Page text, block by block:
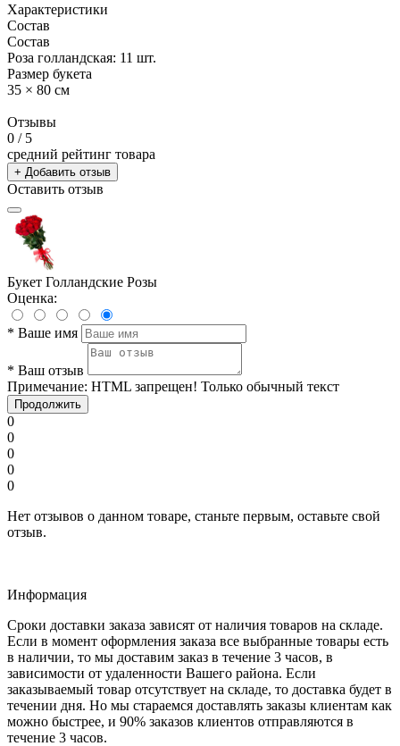
Характеристики
Состав
Состав
Роза голландская: 11 шт.
Размер букета
35 × 80 см
Отзывы
0 / 5
средний рейтинг товара
+ Добавить отзыв
Оставить отзыв
Букет Голландские Розы
Оценка:
* Ваше имя
* Ваш отзыв
Примечание: HTML запрещен! Только обычный текст
Продолжить
0
0
0
0
0
Нет отзывов о данном товаре, станьте первым, оставьте свой
отзыв.
Информация
Сроки доставки заказа зависят от наличия товаров на складе.
Если в момент оформления заказа все выбранные товары есть
в наличии, то мы доставим заказ в течение 3 часов, в
зависимости от удаленности Вашего района. Если
заказываемый товар отсутствует на складе, то доставка будет в
течении дня. Но мы стараемся доставлять заказы клиентам как
можно быстрее, и 90% заказов клиентов отправляются в
течение 3 часов.